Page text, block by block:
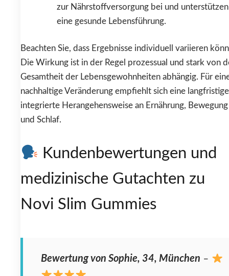
zur Nährstoffversorgung bei und unterstützen
eine gesunde Lebensführung.
Beachten Sie, dass Ergebnisse individuell variieren
Die Wirkung ist in der Regel prozessual und stark von
Gesamtheit der Lebensgewohnheiten abhängig. Für
nachhaltige Veränderung empfiehlt sich eine
integrierte Herangehensweise an Ernährung, Bewegung
und Schlaf.
Kundenbewertungen und
medizinische Gutachten zu
Novi Slim Gummies
Bewertung von Sophie, 34, München –